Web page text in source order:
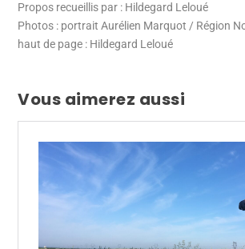
Propos recueillis par : Hildegard Leloué
Photos : portrait Aurélien Marquot / Région
haut de page : Hildegard Leloué
Vous aimerez aussi